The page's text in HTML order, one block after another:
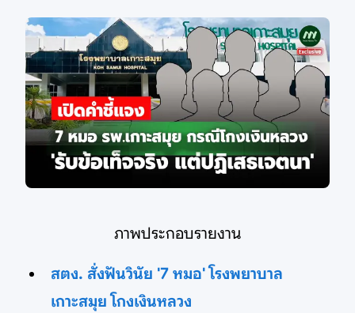
ภาพประกอบรายงาน
สตง. สั่งฟันวินัย '7 หมอ' โรงพยาบาล
เกาะสมุย โกงเงินหลวง